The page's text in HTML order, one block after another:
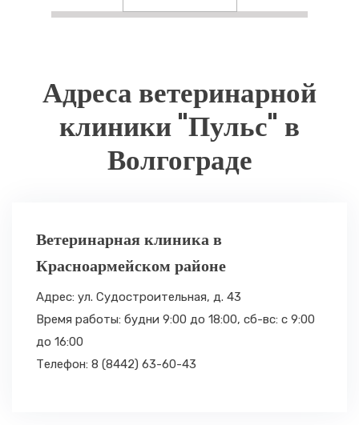
Адреса ветеринарной
клиники "Пульс" в
Волгограде
Ветеринарная клиника в
Красноармейском районе
Адрес: ул. Судостроительная, д. 43
Время работы: будни 9:00 до 18:00, сб-вс: с 9:00
до 16:00
Телефон: 8 (8442) 63-60-43